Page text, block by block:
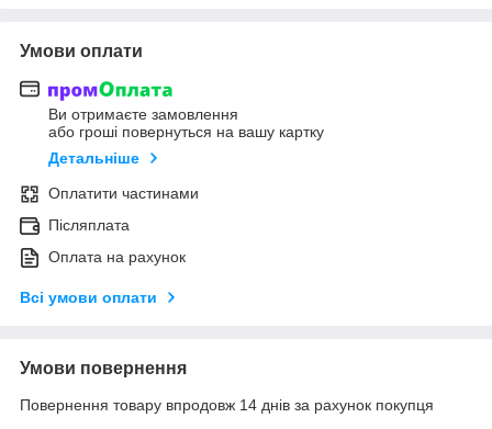
Умови оплати
Ви отримаєте замовлення
або гроші повернуться на вашу картку
Детальніше
Оплатити частинами
Післяплата
Оплата на рахунок
Всі умови оплати
Умови повернення
Повернення товару впродовж 14 днів за рахунок покупця